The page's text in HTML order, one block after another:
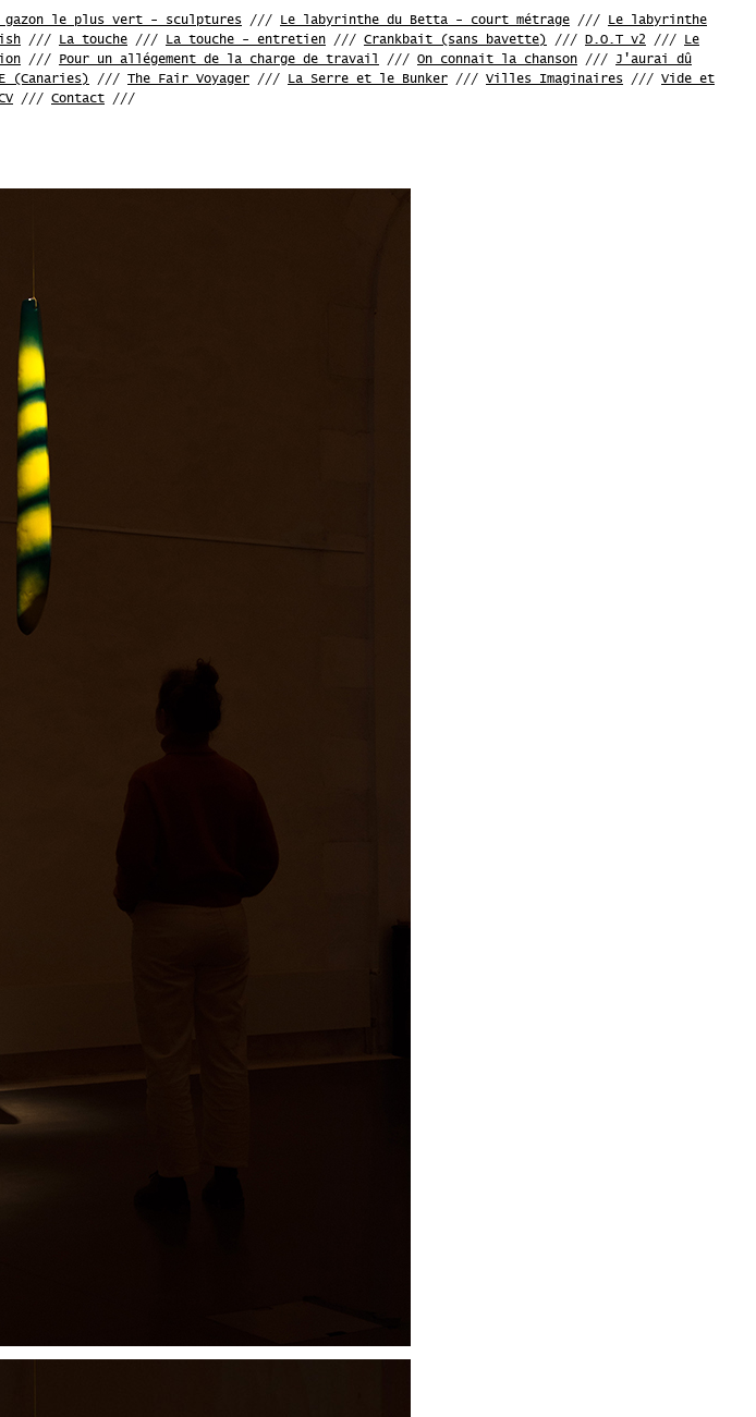
gazon le plus vert - sculptures /// Le labyrinthe du Betta - court métrage ///
Le labyrinthe
/// La touche /// La touche - entretien /// Crankbait (sans bavette) /// D.O.T v2 ///
Le
/// Pour un allégement de la charge de travail /// On connait la chanson /// J'aurai dû
(Canaries) /// The Fair Voyager /// La Serre et le Bunker /// Villes Imaginaires /// Vide et
/// Contact ///